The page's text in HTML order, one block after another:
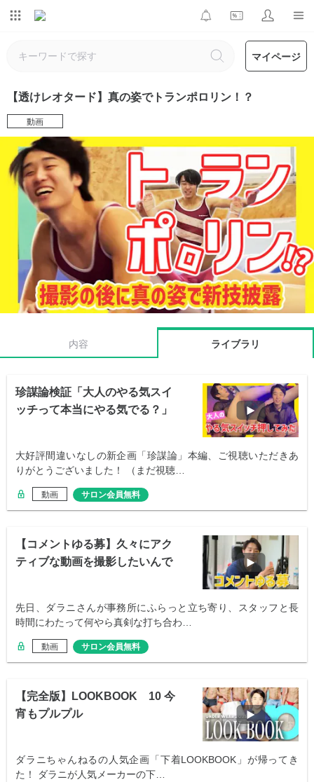
マイページ
【透けレオタード】真の姿でトランポロリン！？
動画
内容 ライブラリ
珍謀論検証「大人のやる気スイ
ッチって本当にやる気でる？」
大好評間違いなしの新企画「珍謀論」本編、ご視聴いただきあ
りがとうございました！ （まだ視聴…
動画 サロン会員無料
【コメントゆる募】久々にアク
ティブな動画を撮影したいんで
先日、ダラニさんが事務所にふらっと立ち寄り、スタッフと長
時間にわたって何やら真剣な打ち合わ…
動画 サロン会員無料
【完全版】LOOKBOOK 10 今
宵もプルプル
ダラニちゃんねるの人気企画「下着LOOKBOOK」が帰ってき
た！ ダラニが人気メーカーの下…